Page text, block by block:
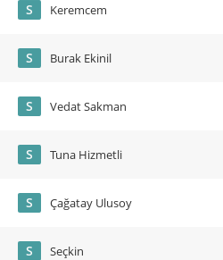
S Keremcem
S Burak Ekinil
S Vedat Sakman
S Tuna Hizmetli
S Çağatay Ulusoy
S Seçkin